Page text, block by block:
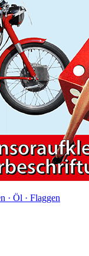
· Öl · Flaggen